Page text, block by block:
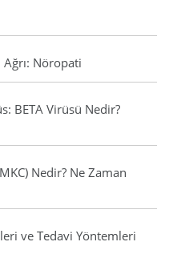
Ağrı: Nöropati
BETA Virüsü Nedir?
Nedir? Ne Zaman
ve Tedavi Yöntemleri